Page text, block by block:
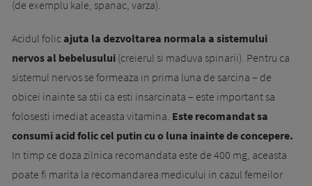
(de exemplu kale, spanac, varza).
Acidul folic ajuta la dezvoltarea normala a sistemului
nervos al bebelusului (creierul si maduva spinarii). Pentru ca
sistemul nervos se formeaza in prima luna de sarcina – de
obicei inainte sa stii ca esti insarcinata – este important sa
folosesti imediat aceasta vitamina. Este recomandat sa
consumi acid folic cel putin cu o luna inainte de concepere.
In timp ce doza zilnica recomandata este de 400 mg, aceasta
poate fi marita la recomandarea medicului in cazul femeilor